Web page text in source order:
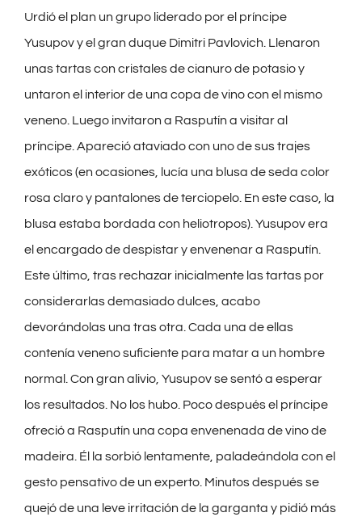
Urdió el plan un grupo liderado por el príncipe
Yusupov y el gran duque Dimitri Pavlovich. Llenaron
unas tartas con cristales de cianuro de potasio y
untaron el interior de una copa de vino con el mismo
veneno. Luego invitaron a Rasputín a visitar al
príncipe. Apareció ataviado con uno de sus trajes
exóticos (en ocasiones, lucía una blusa de seda color
rosa claro y pantalones de terciopelo. En este caso, la
blusa estaba bordada con heliotropos). Yusupov era
el encargado de despistar y envenenar a Rasputín.
Este último, tras rechazar inicialmente las tartas por
considerarlas demasiado dulces, acabo
devorándolas una tras otra. Cada una de ellas
contenía veneno suficiente para matar a un hombre
normal. Con gran alivio, Yusupov se sentó a esperar
los resultados. No los hubo. Poco después el príncipe
ofreció a Rasputín una copa envenenada de vino de
madeira. Él la sorbió lentamente, paladeándola con el
gesto pensativo de un experto. Minutos después se
quejó de una leve irritación de la garganta y pidió más